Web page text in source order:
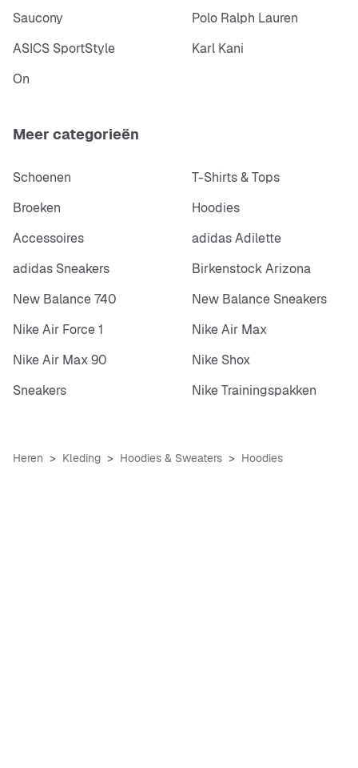
Saucony
Polo Ralph Lauren
ASICS SportStyle
Karl Kani
On
Meer categorieën
Schoenen
T-Shirts & Tops
Broeken
Hoodies
Accessoires
adidas Adilette
adidas Sneakers
Birkenstock Arizona
New Balance 740
New Balance Sneakers
Nike Air Force 1
Nike Air Max
Nike Air Max 90
Nike Shox
Sneakers
Nike Trainingspakken
Heren Kleding Hoodies & Sweaters Hoodies